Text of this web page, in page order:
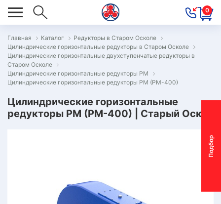
0
П
о
д
б
о
р
м
о
т
о
р
-
р
е
д
у
к
т
о
р
Главная Каталог
Редукторы в Старом Осколе
Цилиндрические горизонтальные редукторы в Старом Осколе
Цилиндрические горизонтальные двухступенчатые редукторы в
Старом Осколе
Цилиндрические горизонтальные редукторы РМ
Цилиндрические горизонтальные редукторы РМ (РМ-400)
Цилиндрические горизонтальные
редукторы РМ (РМ-400) | Старый Оскол